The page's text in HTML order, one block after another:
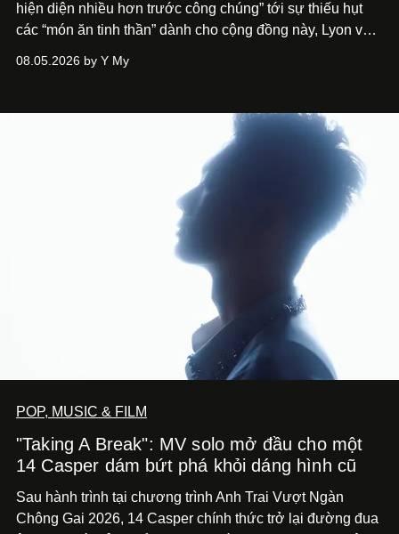
hiện diện nhiều hơn trước công chúng” tới sự thiếu hụt
các “món ăn tinh thần” dành cho cộng đồng này, Lyon và
phẩm múa đương đại thành hiện thực, mang tên Lắng
08.05.2026 by Y My
POP, MUSIC & FILM
"Taking A Break": MV solo mở đầu cho một
14 Casper dám bứt phá khỏi dáng hình cũ
Sau hành trình tại chương trình Anh Trai Vượt Ngàn
Chông Gai 2026, 14 Casper chính thức trở lại đường đua